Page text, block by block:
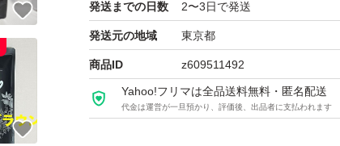
発送までの日数 2〜3日で発送
発送元の地域 東京都
商品ID z609511492
Yahoo!フリマは全品送料無料・匿名配送
代金は運営が一旦預かり、評価後、出品者に支払われます
いいね！
いいね！